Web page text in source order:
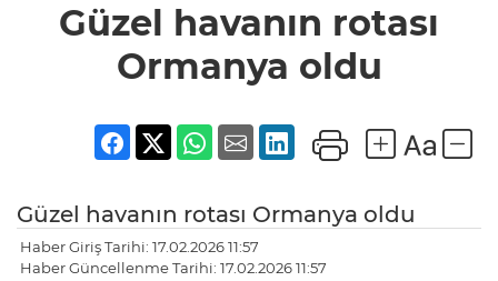
oldu
Güzel havanın rotası
Ormanya oldu
Güzel havanın rotası Ormanya oldu
Haber Giriş Tarihi: 17.02.2026 11:57
Haber Güncellenme Tarihi: 17.02.2026 11:57